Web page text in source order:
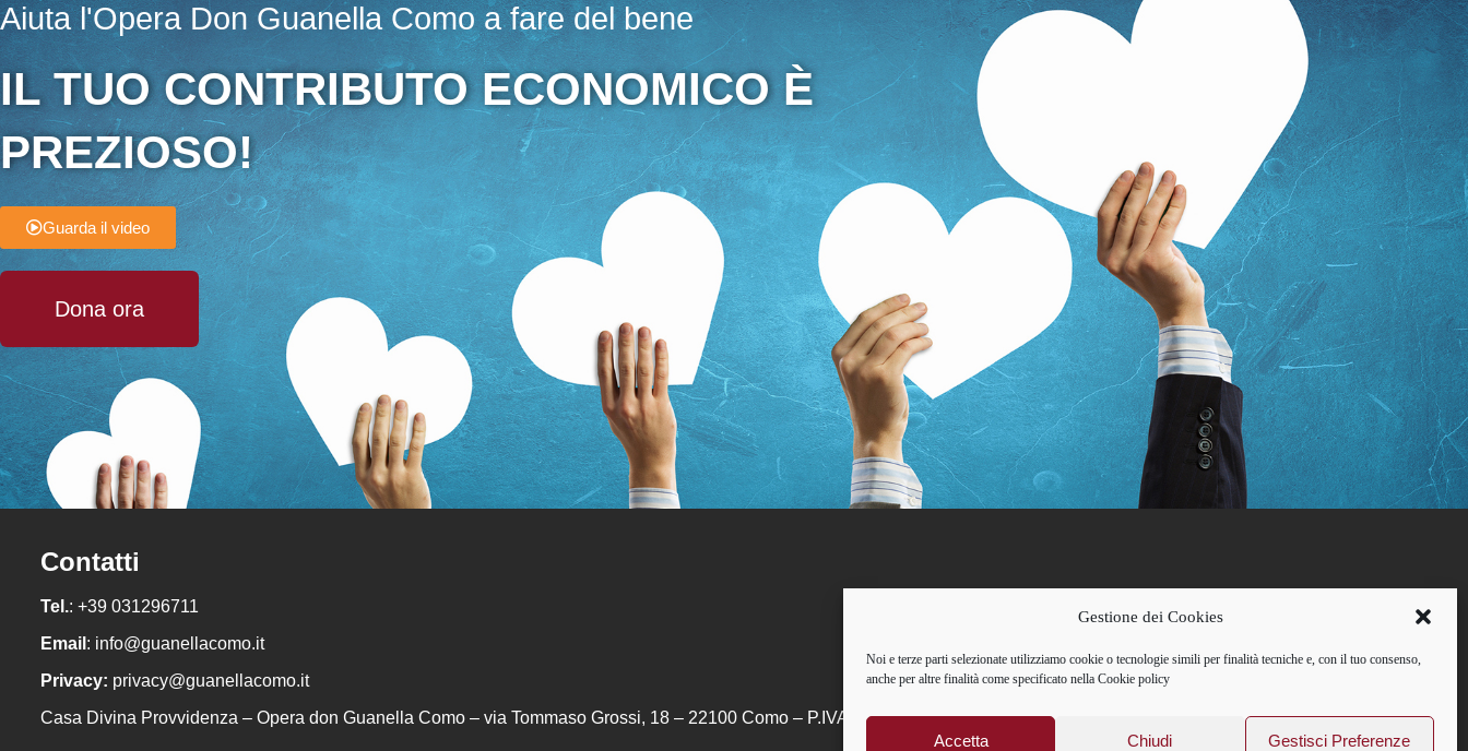
Gestione dei Cookies
Noi e terze parti selezionate utilizziamo cookie o tecnologie simili per finalità tecniche e, con il tuo consenso,
anche per altre finalità come specificato nella Cookie policy
Accetta Chiudi Gestisci Preferenze
Aiuta l'Opera Don Guanella Como a fare del bene
IL TUO CONTRIBUTO ECONOMICO È
PREZIOSO!
Guarda il video
Dona ora
Contatti
Tel.: +39 031296711
Email : info@guanellacomo.it
Privacy: privacy@guanellacomo.it
Casa Divina Provvidenza – Opera don Guanella Como – via Tommaso Grossi, 18 – 22100 Como – P.IVA: 01084241007 – C.F.: 02595400587